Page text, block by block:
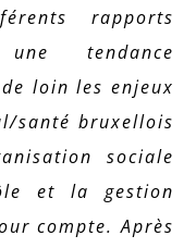
rapports
tendance
loin les enjeux
santé bruxellois
sociale
et la gestion
compte. Après